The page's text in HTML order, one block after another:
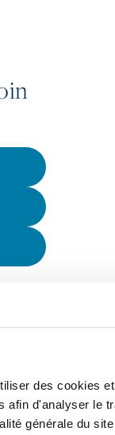
des cookies
afin d'analyser le
générale du
et